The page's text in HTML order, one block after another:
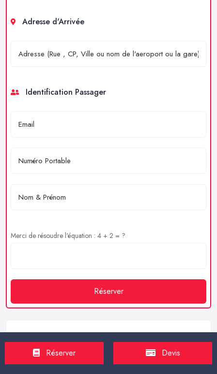
Adresse d'Arrivée
Identification Passager
Merci de résoudre l'équation : 4 + 2 = ?
Réserver
Service client
https://proxilive.fr
Réserver Devis